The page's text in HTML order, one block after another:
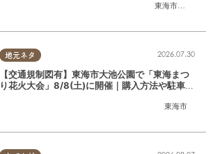
東海市
,大府市
地元ネタ
東海市
2026.07.30
【交通規制図有】東海市大池公園で「東海まつ
り花火大会」8/8(土)に開催｜購入方法や駐車場